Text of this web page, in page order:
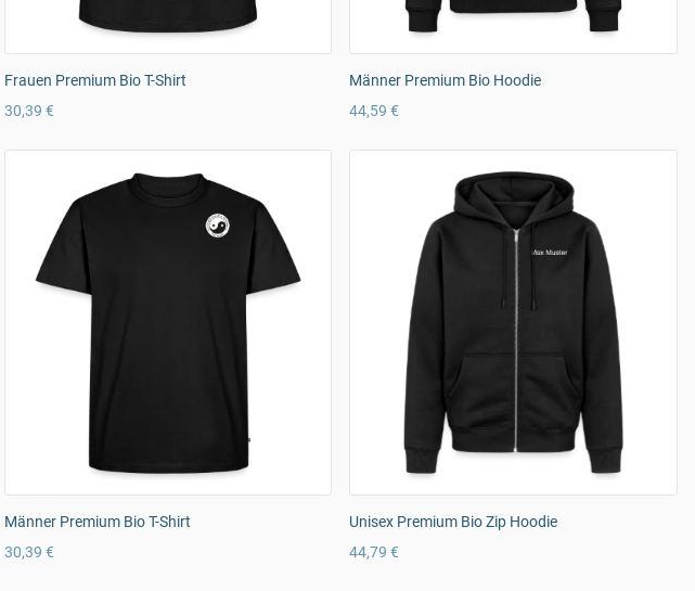
Frauen Premium Bio T-Shirt
30,39 €
Männer Premium Bio Hoodie
44,59 €
Männer Premium Bio T-Shirt
30,39 €
Unisex Premium Bio Zip Hoodie
44,79 €